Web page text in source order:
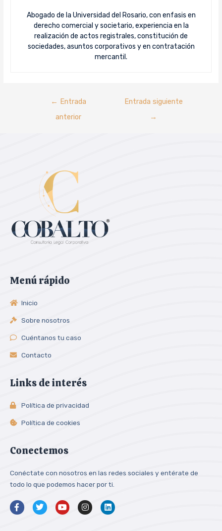
Abogado de la Universidad del Rosario, con enfasis en
derecho comercial y societario, experiencia en la
realización de actos registrales, constitución de
sociedades, asuntos corporativos y en contratación
mercantil.
← Entrada
anterior
Entrada siguiente
→
Menú rápido
Inicio
Sobre nosotros
Cuéntanos tu caso
Contacto
Links de interés
Política de privacidad
Política de cookies
Conectemos
Conéctate con nosotros en las redes sociales y entérate de
todo lo que podemos hacer por ti.